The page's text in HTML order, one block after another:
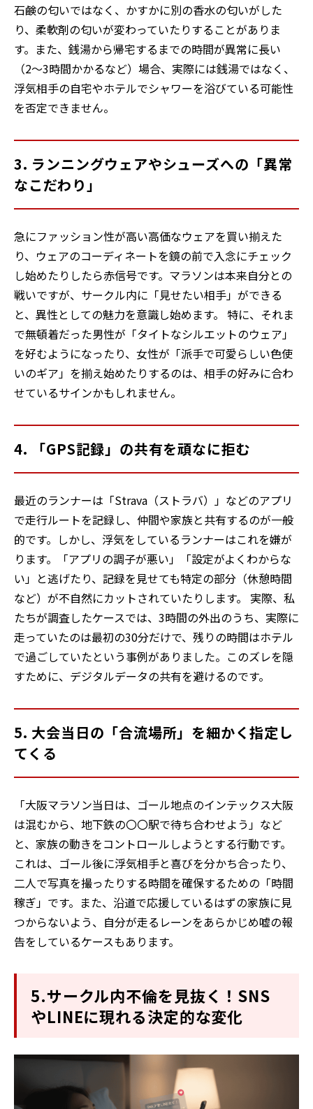
石鹸の匂いではなく、かすかに別の香水の匂いがした
り、柔軟剤の匂いが変わっていたりすることがありま
す。また、銭湯から帰宅するまでの時間が異常に長い
（2〜3時間かかるなど）場合、実際には銭湯ではなく、
浮気相手の自宅やホテルでシャワーを浴びている可能性
を否定できません。
3. ランニングウェアやシューズへの「異常
なこだわり」
急にファッション性が高い高価なウェアを買い揃えた
り、ウェアのコーディネートを鏡の前で入念にチェック
し始めたりしたら赤信号です。マラソンは本来自分との
戦いですが、サークル内に「見せたい相手」ができる
と、異性としての魅力を意識し始めます。 特に、それま
で無頓着だった男性が「タイトなシルエットのウェア」
を好むようになったり、女性が「派手で可愛らしい色使
いのギア」を揃え始めたりするのは、相手の好みに合わ
せているサインかもしれません。
4. 「GPS記録」の共有を頑なに拒む
最近のランナーは「Strava（ストラバ）」などのアプリ
で走行ルートを記録し、仲間や家族と共有するのが一般
的です。しかし、浮気をしているランナーはこれを嫌が
ります。「アプリの調子が悪い」「設定がよくわからな
い」と逃げたり、記録を見せても特定の部分（休憩時間
など）が不自然にカットされていたりします。 実際、私
たちが調査したケースでは、3時間の外出のうち、実際に
走っていたのは最初の30分だけで、残りの時間はホテル
で過ごしていたという事例がありました。このズレを隠
すために、デジタルデータの共有を避けるのです。
5. 大会当日の「合流場所」を細かく指定し
てくる
「大阪マラソン当日は、ゴール地点のインテックス大阪
は混むから、地下鉄の〇〇駅で待ち合わせよう」など
と、家族の動きをコントロールしようとする行動です。
これは、ゴール後に浮気相手と喜びを分かち合ったり、
二人で写真を撮ったりする時間を確保するための「時間
稼ぎ」です。また、沿道で応援しているはずの家族に見
つからないよう、自分が走るレーンをあらかじめ嘘の報
告をしているケースもあります。
5.サークル内不倫を見抜く！SNS
やLINEに現れる決定的な変化